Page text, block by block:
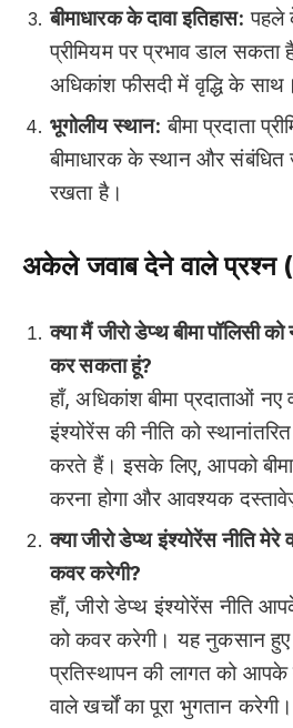
बीमाधारक के दावा इतिहास: पहले
प्रीमियम पर प्रभाव डाल सकता
अधिकांश फीसदी में वृद्धि के साथ।
भूगोलीय स्थान: बीमा प्रदाता
बीमाधारक के स्थान और संबंधित
रखता है।
अकेले जवाब देने वाले प्रश्न
क्या मैं जीरो डेप्थ बीमा पॉलिसी
कर सकता हूं?
हाँ, अधिकांश बीमा प्रदाताओं नए
इंश्योरेंस की नीति को
करते हैं। इसके लिए, आपको
करना होगा और आवश्यक
क्या जीरो डेप्थ इंश्योरेंस नीति मेरे
कवर करेगी?
हाँ, जीरो डेप्थ इंश्योरेंस नीति
को कवर करेगी। यह नुकसान हुए
प्रतिस्थापन की लागत को आपके
वाले खर्चों का पूरा भुगतान करेगी।